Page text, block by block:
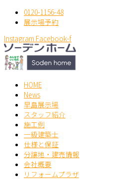
ス
キ
ッ
プ
0120-1156-48
展示場予約
Instagram Facebook-f
HOME
News
早島展示場
スタッフ紹介
施工例
一級建築士
仕様と保証
分譲地・建売情報
会社概要
リフォームプラザ